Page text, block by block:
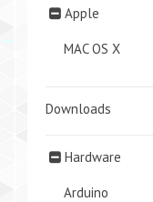
Apple
MAC OS X
Downloads
Hardware
Arduino